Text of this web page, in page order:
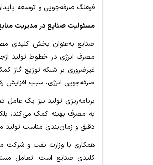
فرهنگ صرفه‌جویی و توسعه
مسئولیت صنایع در مدیریت
صنایع به‌عنوان بخش کلیدی
مصرف انرژی در خطوط تولید
غیرضروری بر شبکه توزیع گاز
صرفه‌جویی انرژی، سبب
برنامه‌ریزی تولید نیز یک عامل
به مصرف بهینه کمک می‌کند،
دقیق و زمان‌بندی مناسب تولید
همکاری با وزارت نفت و شرکت
کلیدی صنایع است. تعامل